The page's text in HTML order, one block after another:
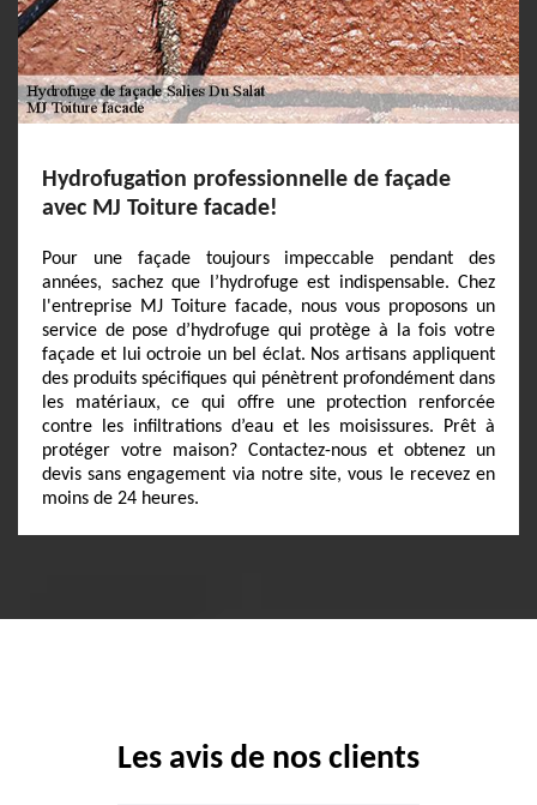
Hydrofugation professionnelle de façade
avec MJ Toiture facade!
Pour une façade toujours impeccable pendant des
années, sachez que l’hydrofuge est indispensable. Chez
l'entreprise MJ Toiture facade, nous vous proposons un
service de pose d’hydrofuge qui protège à la fois votre
façade et lui octroie un bel éclat. Nos artisans appliquent
des produits spécifiques qui pénètrent profondément dans
les matériaux, ce qui offre une protection renforcée
contre les infiltrations d’eau et les moisissures. Prêt à
protéger votre maison? Contactez-nous et obtenez un
devis sans engagement via notre site, vous le recevez en
moins de 24 heures.
Les avis de nos clients